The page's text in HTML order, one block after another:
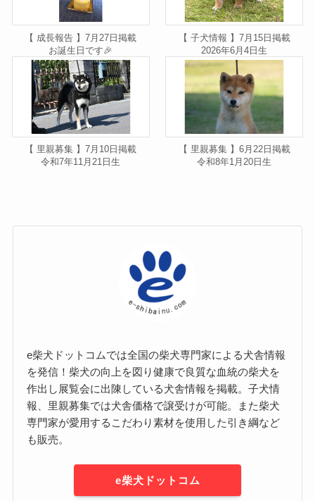
【 成長報告 】7月27日掲載
お誕生日です🎉
【 子犬情報 】7月15日掲載
2026年6月4日生
【 里親募集 】7月10日掲載
令和7年11月21日生
【 里親募集 】6月22日掲載
令和8年1月20日生
e柴犬ドットコムでは全国の柴犬専門家による犬舎情報
を発信！柴犬の向上を図り健康で良質な血統の柴犬を
作出し展覧会に出陳している犬舎情報を掲載。子犬情
報、里親募集では犬舎価格で譲受けが可能。また柴犬
専門家が愛用するこだわり素材を使用した引き綱など
も販売。
e柴犬ドットコム